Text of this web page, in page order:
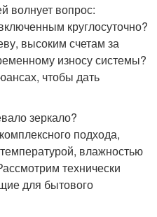
волнует вопрос:
круглосуточно?
высоким счетам за
износу системы?
чтобы дать
зеркало?
подхода,
влажностью
технически
для бытового